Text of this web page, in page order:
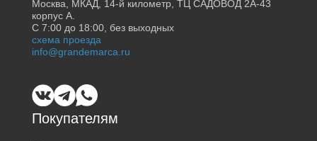
Покупателям
Москва, МКАД, 14-й километр, ТЦ САДОВОД 2А-43
корпус А.
С 7:00 до 18:00, без выходных
схема проезда
info@grandemarca.ru